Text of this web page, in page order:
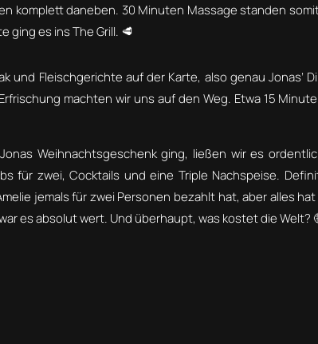
komplett daneben. 30 Minuten Massage standen
ging es ins The Grill. 🥩
und Fleischgerichte auf der Karte, also genau Jonas’
machten wir uns auf den Weg. Etwa 15
Weihnachtsgeschenk ging, ließen wir es
für zwei, Cocktails und eine Triple Nachspeise.
jemals für zwei Personen bezahlt hat, aber alles
es absolut wert. Und überhaupt, was kostet die Welt?